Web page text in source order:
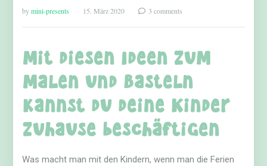
bymini-presents 15. März 2020 3 comments
Mit diesen Ideen zum
Malen und Basteln
kannst du deine Kinder
zuhause beschäftigen
Was macht man mit den Kindern, wenn man die Ferien